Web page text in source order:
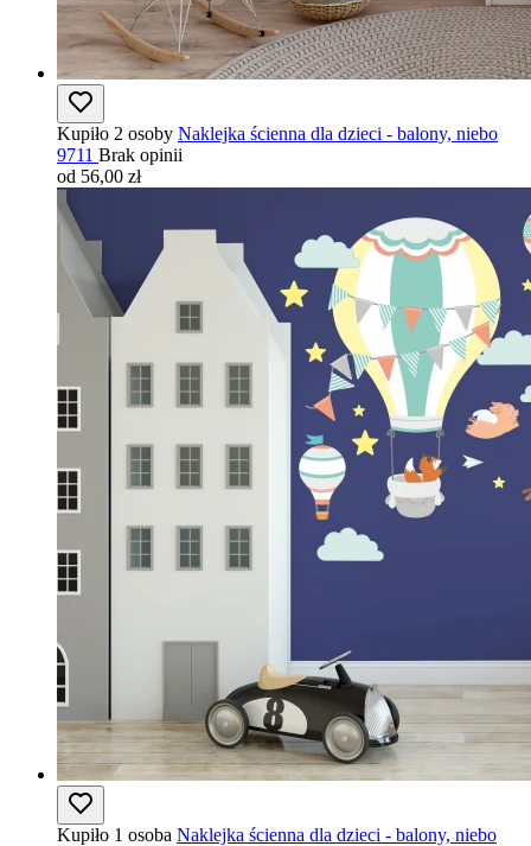
Kupiło 2 osoby Naklejka ścienna dla dzieci - balony, niebo
9711 Brak opinii
od 56,00 zł
Kupiło 1 osoba Naklejka ścienna dla dzieci - balony, niebo